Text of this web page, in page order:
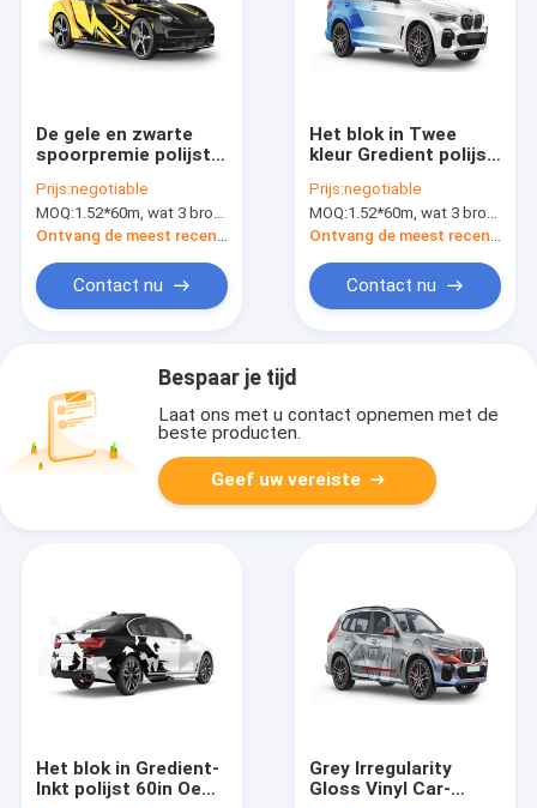
De gele en zwarte
spoorpremie polijst
Monomeric Polymeer
Materiaal
Prijs:negotiable
MOQ:1.52*60m, wat 3 broodjes van 1.52*20m betekent
Ontvang de meest recente Prijs
Contact nu
Het blok in Twee
kleur Gredient polijst
van de Autoomslag
DIY-Ontwerp
veranderen
Prijs:negotiable
MOQ:1.52*60m, wat 3 broodjes van 1.52*20m betekent
Ontvang de meest recente Prijs
Contact nu
Bespaar je tijd
Laat ons met u contact opnemen met de
beste producten.
Geef uw vereiste
Het blok in Gredient-
Inkt polijst 60in Oem
Grey Irregularity
Gloss Vinyl Car-